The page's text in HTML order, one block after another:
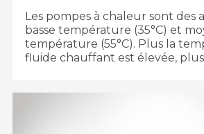
Les pompes à chaleur sont des
basse température (35°C) et
température (55°C). Plus la
fluide chauffant est élevée,